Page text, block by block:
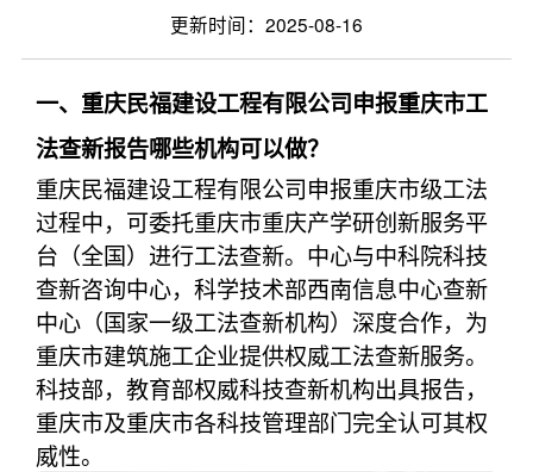
更新时间：2025-08-16
一、重庆民福建设工程有限公司申报重庆市工
法查新报告哪些机构可以做？
重庆民福建设工程有限公司申报重庆市级工法
过程中，可委托重庆市重庆产学研创新服务平
台（全国）进行工法查新。中心与中科院科技
查新咨询中心，科学技术部西南信息中心查新
中心（国家一级工法查新机构）深度合作，为
重庆市建筑施工企业提供权威工法查新服务。
科技部，教育部权威科技查新机构出具报告，
重庆市及重庆市各科技管理部门完全认可其权
威性。